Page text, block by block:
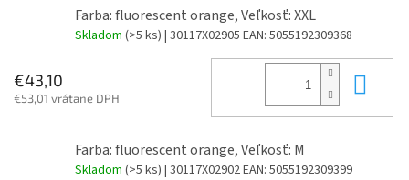
Farba: fluorescent orange, Veľkosť: XXL
Skladom (>5 ks) | 30117X02905 EAN: 5055192309368
€43,10
€53,01 vrátane DPH
Farba: fluorescent orange, Veľkosť: M
Skladom (>5 ks) | 30117X02902EAN: 5055192309399